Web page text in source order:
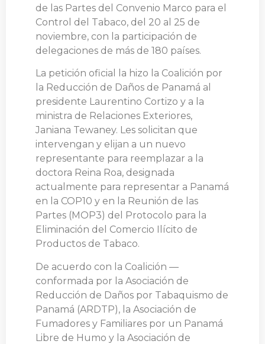
de las Partes del Convenio Marco para el
Control del Tabaco, del 20 al 25 de
noviembre, con la participación de
delegaciones de más de 180 países.
La petición oficial la hizo la Coalición por
la Reducción de Daños de Panamá al
presidente Laurentino Cortizo y a la
ministra de Relaciones Exteriores,
Janiana Tewaney. Les solicitan que
intervengan y elijan a un nuevo
representante para reemplazar a la
doctora Reina Roa, designada
actualmente para representar a Panamá
en la COP10 y en la Reunión de las
Partes (MOP3) del Protocolo para la
Eliminación del Comercio Ilícito de
Productos de Tabaco.
De acuerdo con la Coalición —
conformada por la Asociación de
Reducción de Daños por Tabaquismo de
Panamá (ARDTP), la Asociación de
Fumadores y Familiares por un Panamá
Libre de Humo y la Asociación de